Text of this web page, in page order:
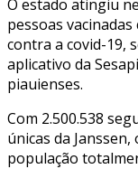
O estado atingiu
pessoas
contra a covid-19,
aplicativo da
piauienses.
Com 2.500.538
únicas da
população